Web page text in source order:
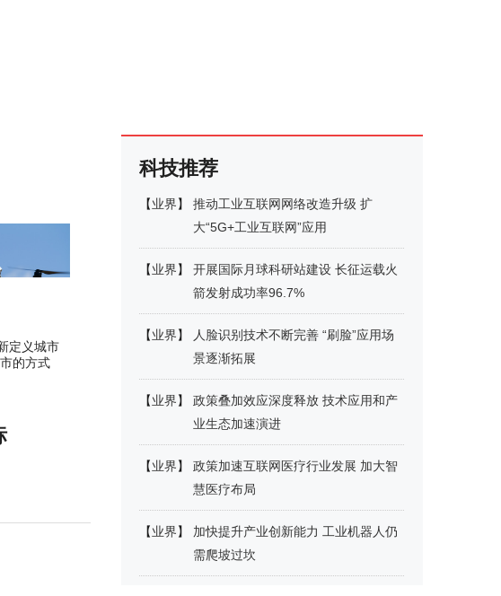
定义城市
的方式
科技推荐
【业界】
推动工业互联网网络改造升级 扩
大“5G+工业互联网”应用
【业界】
开展国际月球科研站建设 长征运载火
箭发射成功率96.7%
【业界】
人脸识别技术不断完善 “刷脸”应用场
景逐渐拓展
【业界】
政策叠加效应深度释放 技术应用和产
业生态加速演进
【业界】
政策加速互联网医疗行业发展 加大智
慧医疗布局
【业界】
加快提升产业创新能力 工业机器人仍
需爬坡过坎